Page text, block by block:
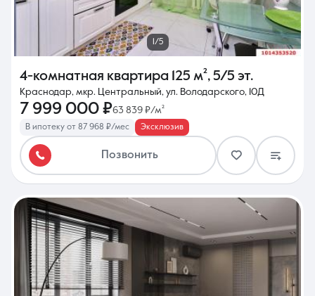
1/5
4-комнатная квартира 125 м², 5/5 эт.
Краснодар, мкр. Центральный, ул. Володарского, 10Д
7 999 000 ₽63 839 ₽/м²
В ипотеку от 87 968 ₽/мес Эксклюзив
Позвонить